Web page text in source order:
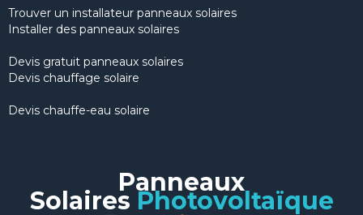
Trouver un installateur panneaux solaires
Installer des panneaux solaires
Devis gratuit panneaux solaires
Devis chauffage solaire
Devis chauffe-eau solaire
Panneaux
Solaires Photovoltaïque